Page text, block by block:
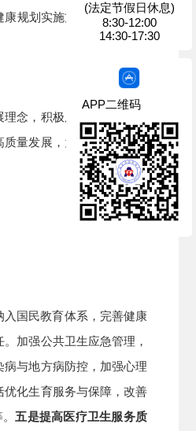
康规划实施方案》，对落实
念，积极服务和融入新发
量发展，为群众提供全方
国民教育体系，完善健康
加强公共卫生应急管理，
与地方病防控，加强心理
优化生育服务与保障，改善
五是提高医疗卫生服务质
(法定节假日休息)
8:30-12:00
14:30-17:30
APP二维码